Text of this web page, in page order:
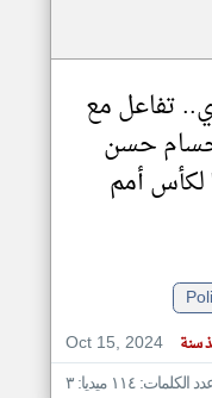
تفاعل مع
حسن
لكأس أمم
Oct 15, 2024
سنة
الكلمات: ١١٤ ميديا: ٣